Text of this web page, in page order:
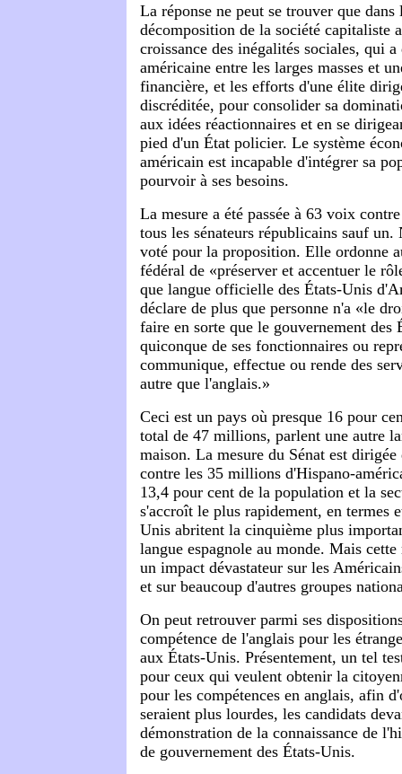
La réponse ne peut se trouver que
décomposition de la société capitaliste
croissance des inégalités sociales, qui
américaine entre les larges masses et
financière, et les efforts d'une élite
discréditée, pour consolider sa
aux idées réactionnaires et en se
pied d'un État policier. Le système
américain est incapable d'intégrer sa
pourvoir à ses besoins.
La mesure a été passée à 63 voix
tous les sénateurs républicains sauf un.
voté pour la proposition. Elle ordonne
fédéral de «préserver et accentuer le
que langue officielle des États-Unis
déclare de plus que personne n'a «le
faire en sorte que le gouvernement des
quiconque de ses fonctionnaires ou
communique, effectue ou rende des
autre que l'anglais.»
Ceci est un pays où presque 16 pour
total de 47 millions, parlent une autre
maison. La mesure du Sénat est
contre les 35 millions d'Hispano-
13,4 pour cent de la population et la
s'accroît le plus rapidement, en termes
Unis abritent la cinquième plus
langue espagnole au monde. Mais cette
un impact dévastateur sur les
et sur beaucoup d'autres groupes
On peut retrouver parmi ses
compétence de l'anglais pour les
aux États-Unis. Présentement, un tel
pour ceux qui veulent obtenir la
pour les compétences en anglais, afin
seraient plus lourdes, les candidats
démonstration de la connaissance de
de gouvernement des États-Unis.